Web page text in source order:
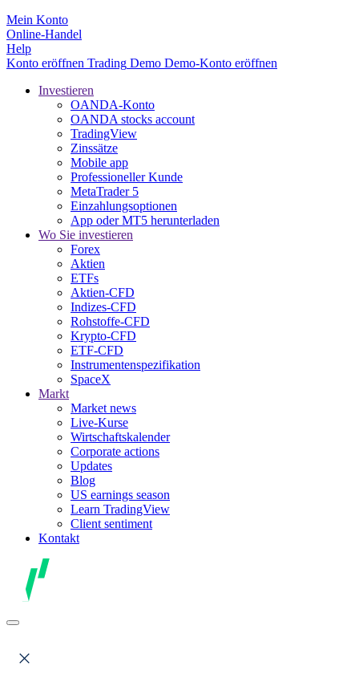
Mein Konto
Online-Handel
Help
Konto eröffnen Trading Demo Demo-Konto eröffnen
Investieren
OANDA-Konto
OANDA stocks account
TradingView
Zinssätze
Mobile app
Professioneller Kunde
MetaTrader 5
Einzahlungsoptionen
App oder MT5 herunterladen
Wo Sie investieren
Forex
Aktien
ETFs
Aktien-CFD
Indizes-CFD
Rohstoffe-CFD
Krypto-CFD
ETF-CFD
Instrumentenspezifikation
SpaceX
Markt
Market news
Live-Kurse
Wirtschaftskalender
Corporate actions
Updates
Blog
US earnings season
Learn TradingView
Client sentiment
Kontakt